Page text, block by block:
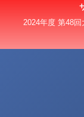
2024年度 第48回